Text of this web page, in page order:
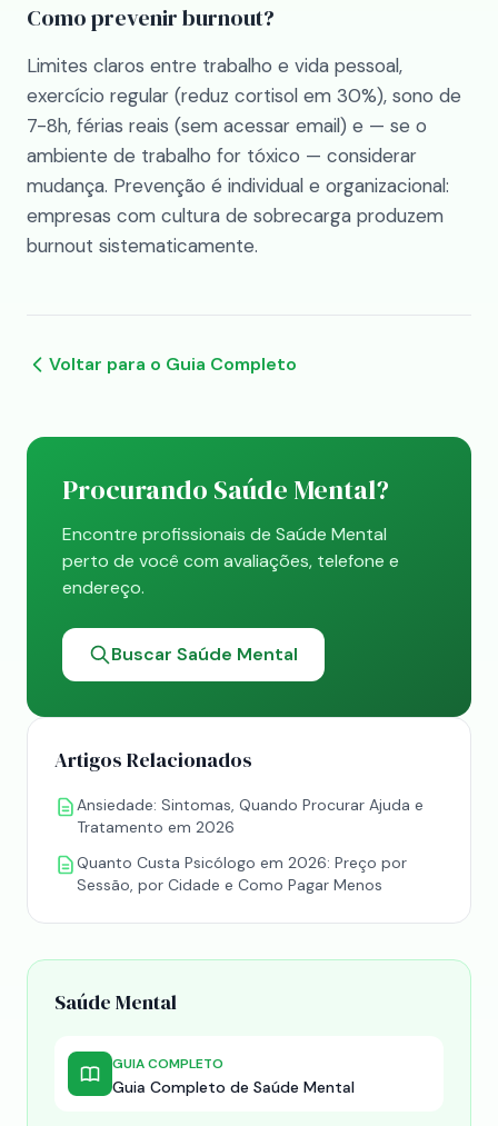
Como prevenir burnout?
Limites claros entre trabalho e vida pessoal,
exercício regular (reduz cortisol em 30%), sono de
7-8h, férias reais (sem acessar email) e — se o
ambiente de trabalho for tóxico — considerar
mudança. Prevenção é individual e organizacional:
empresas com cultura de sobrecarga produzem
burnout sistematicamente.
Voltar para o Guia Completo
Procurando Saúde Mental?
Encontre profissionais de Saúde Mental
perto de você com avaliações, telefone e
endereço.
Buscar Saúde Mental
Artigos Relacionados
Ansiedade: Sintomas, Quando Procurar Ajuda e
Tratamento em 2026
Quanto Custa Psicólogo em 2026: Preço por
Sessão, por Cidade e Como Pagar Menos
Saúde Mental
GUIA COMPLETO
Guia Completo de Saúde Mental